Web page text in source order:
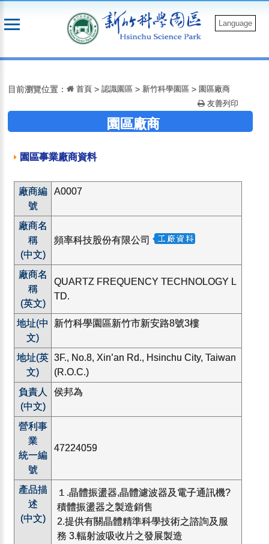
到
Language
目前瀏覽位置： 首頁 >認識園區 >新竹科學園區 > 園區廠商
友善列印
園區廠商
園區事業廠商資料
廠商編
號
A0007
廠商名
稱
(中文)
頻率科技股份有限公司
廠商名
稱
(英文)
QUARTZ FREQUENCY TECHNOLOGY L
TD.
地址(中
文)
新竹科學園區新竹市新安路8號3樓
地址(英
文)
3F., No.8, Xin’an Rd., Hsinchu City, Taiwan
(R.O.C.)
負責人
(中文)
侯邦為
營利事
業
統一編
號
47224059
產品描
述
(中文)
１.晶體振盪器,晶體濾波器及電子通訊機?
積體振盪器之製造銷售
2.提供有關晶體精準科學技術之諮詢及服
務 3.輻射波吸收片之發展製造